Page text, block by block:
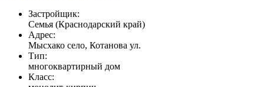
Застройщик:
Семья (Краснодарский край)
Адрес:
Мысхако село, Котанова ул.
Тип:
многоквартирный дом
Класс: